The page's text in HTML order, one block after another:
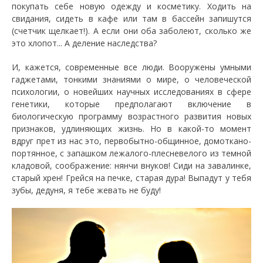
покупать себе новую одежду и косметику. Ходить на
свидания, сидеть в кафе или там в бассейн запишутся
(счетчик щелкает!). А если они оба заболеют, сколько же
это хлопот... А деление наследства?
И, кажется, современные все люди. Вооружены умными
гаджетами, тонкими знаниями о мире, о человеческой
психологии, о новейших научных исследованиях в сфере
генетики, которые предполагают включение в
биологическую программу возрастного развития новых
признаков, удлиняющих жизнь. Но в какой-то момент
вдруг прет из нас это, первобытно-общинное, домоткано-
портянное, с запашком лежалого-плесневелого из темной
кладовой, соображение: нянчи внуков! Сиди на завалинке,
старый хрен! Грейся на печке, старая дура! Выпадут у тебя
зубы, дедуня, я тебе жевать не буду!